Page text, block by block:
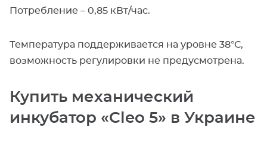
Потребление – 0,85 кВт/час.
Температура поддерживается на уровне 38°С,
возможность регулировки не предусмотрена.
Купить механический
инкубатор «Cleo 5» в Украине